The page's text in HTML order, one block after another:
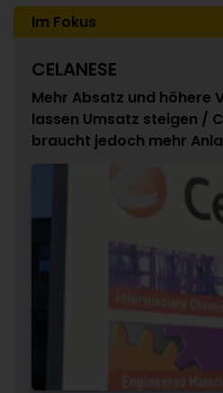
Im Fokus
CELANESE
Mehr Absatz und höhere
lassen Umsatz steigen /
braucht jedoch mehr